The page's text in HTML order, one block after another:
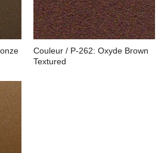
Couleur / P-262: Oxyde Brown
Textured